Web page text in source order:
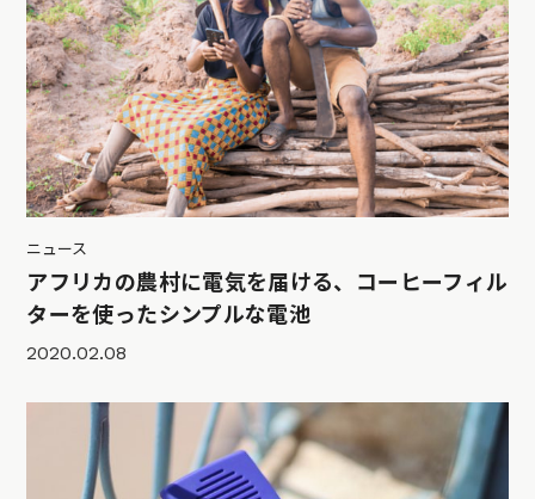
ニュース
アフリカの農村に電気を届ける、コーヒーフィル
ターを使ったシンプルな電池
2020.02.08